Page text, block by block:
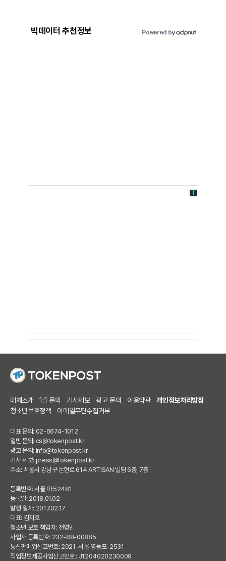
빅데이터 추천정보
매체소개 1:1 문의 기사제보 광고 문의 이용약관
개인정보처리방침
청소년보호정책
이메일무단수집거부
대표 문의: 02-6674-1012
일반 문의: cs@tokenpost.kr
광고 문의: info@tokenpost.kr
기사 제보: press@tokenpost.kr
주소: 서울시 강남구 논현로 614 ARTISAN 빌딩 6층, 7층
등록번호: 서울 아 52481
등록일: 2018.01.02
발행 일자: 2017.02.17
대표: 김지호
청소년 보호 책임자: 전영빈
사업자 등록번호: 232-88-00885
통신판매업신고번호: 2021-서울 영등포-2531
직업정보제공사업신고번호 : J1204020230009